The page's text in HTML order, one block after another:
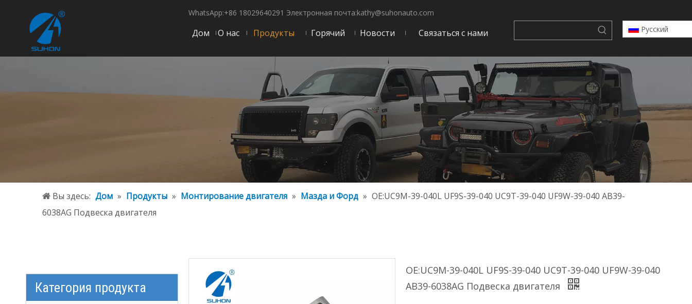
WhatsApp:+86 18029640291 Электронная почта:kathy@suhonauto.com
Дом О нас Продукты Горячий Новости Связаться с нами Pусский
Вы здесь: Дом » Продукты » Монтирование двигателя » Мазда и Форд » OE:UC9M-39-040L UF9S-39-040 UC9T-39-040 UF9W-39-040 AB39-
6038AG Подвеска двигателя
Категория продукта
OE:UC9M-39-040L UF9S-39-040 UC9T-39-040 UF9W-39-040
AB39-6038AG Подвеска двигателя